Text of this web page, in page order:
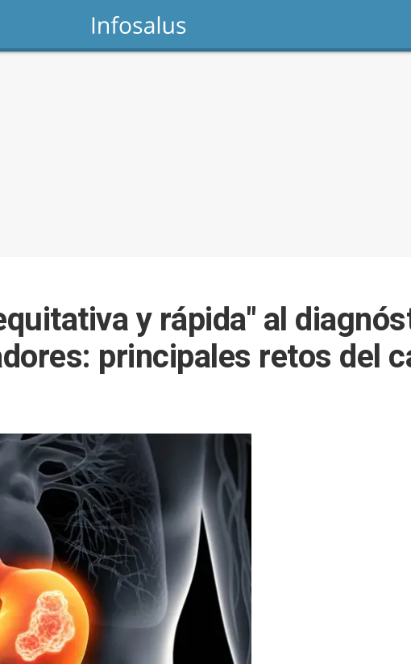
y rápida" al
principales retos del